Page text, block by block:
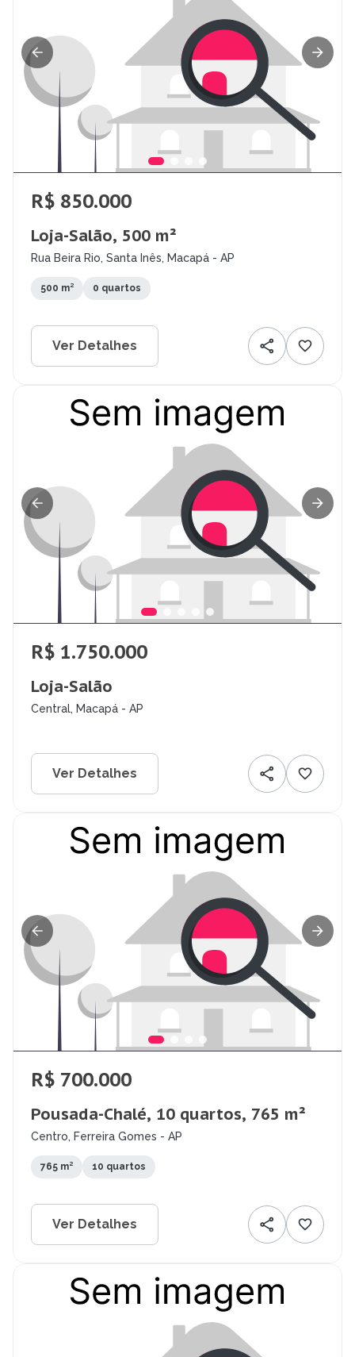
R$ 850.000
Loja-Salão, 500 m²
Rua Beira Rio, Santa Inês, Macapá - AP
500 m² 0 quartos
Ver Detalhes
R$ 1.750.000
Loja-Salão
Central, Macapá - AP
Ver Detalhes
R$ 700.000
Pousada-Chalé, 10 quartos, 765 m²
Centro, Ferreira Gomes - AP
765 m² 10 quartos
Ver Detalhes